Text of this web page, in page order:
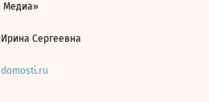
Медиа»
Сергеевна